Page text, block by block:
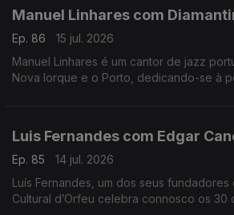
Manuel Linhares com
Ep. 86
15 jul. 2026
Manuel Linhares é um cantor de jazz
Nova Iorque e o Porto, dedicando-se à
Luis Fernandes com Edgar
Ep. 85
14 jul. 2026
Luís Fernandes, um dos seus fundadores
Cultural d’Orfeu celebra connosco os 30